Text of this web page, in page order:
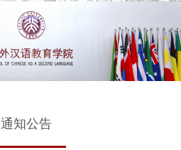
通知公告